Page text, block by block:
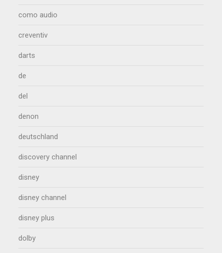
como audio
creventiv
darts
de
del
denon
deutschland
discovery channel
disney
disney channel
disney plus
dolby